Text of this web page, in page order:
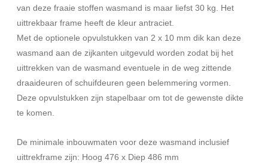
van deze fraaie stoffen wasmand is maar liefst 30 kg. Het
uittrekbaar frame heeft de kleur antraciet.
Met de optionele opvulstukken van 2 x 10 mm dik kan deze
wasmand aan de zijkanten uitgevuld worden zodat bij het
uittrekken van de wasmand eventuele in de weg zittende
draaideuren of schuifdeuren geen belemmering vormen.
Deze opvulstukken zijn stapelbaar om tot de gewenste dikte
te komen.
De minimale inbouwmaten voor deze wasmand inclusief
uittrekframe zijn: Hoog 476 x Diep 486 mm